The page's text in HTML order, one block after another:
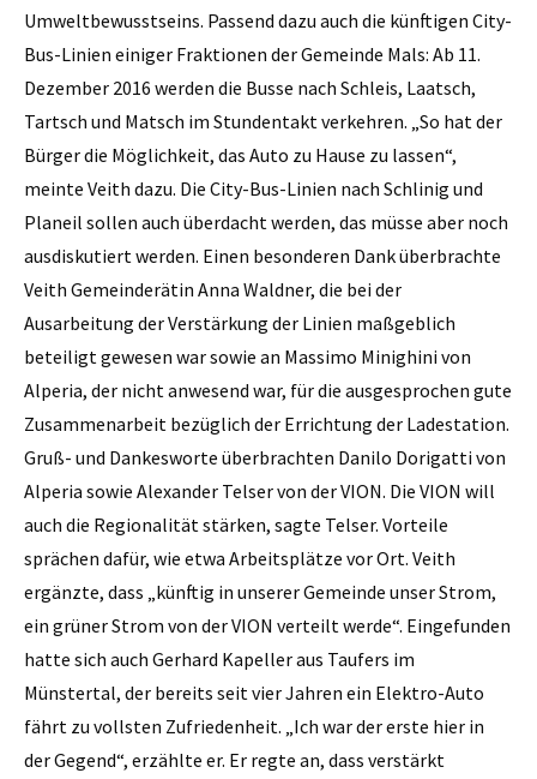
Umweltbewusstseins. Passend dazu auch die künftigen City-
Bus-Linien einiger Fraktionen der Gemeinde Mals: Ab 11.
Dezember 2016 werden die Busse nach Schleis, Laatsch,
Tartsch und Matsch im Stundentakt verkehren. „So hat der
Bürger die Möglichkeit, das Auto zu Hause zu lassen“,
meinte Veith dazu. Die City-Bus-Linien nach Schlinig und
Planeil sollen auch überdacht werden, das müsse aber noch
ausdiskutiert werden. Einen besonderen Dank überbrachte
Veith Gemeinderätin Anna Waldner, die bei der
Ausarbeitung der Verstärkung der Linien maßgeblich
beteiligt gewesen war sowie an Massimo Minighini von
Alperia, der nicht anwesend war, für die ausgesprochen gute
Zusammenarbeit bezüglich der Errichtung der Ladestation.
Gruß- und Dankesworte überbrachten Danilo Dorigatti von
Alperia sowie Alexander Telser von der VION. Die VION will
auch die Regionalität stärken, sagte Telser. Vorteile
sprächen dafür, wie etwa Arbeitsplätze vor Ort. Veith
ergänzte, dass „künftig in unserer Gemeinde unser Strom,
ein grüner Strom von der VION verteilt werde“. Eingefunden
hatte sich auch Gerhard Kapeller aus Taufers im
Münstertal, der bereits seit vier Jahren ein Elektro-Auto
fährt zu vollsten Zufriedenheit. „Ich war der erste hier in
der Gegend“, erzählte er. Er regte an, dass verstärkt